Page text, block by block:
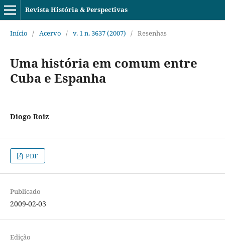
Revista História & Perspectivas
Início / Acervo / v. 1 n. 3637 (2007) / Resenhas
Uma história em comum entre
Cuba e Espanha
Diogo Roiz
PDF
Publicado
2009-02-03
Edição